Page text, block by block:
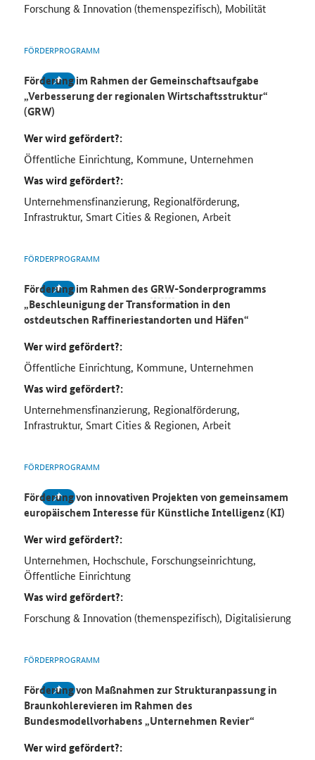
Forschung & Innovation (themenspezifisch), Mobilität
FÖRDERPROGRAMM
Förderung im Rahmen der Gemeinschaftsaufgabe
„Verbesserung der regionalen Wirtschaftsstruktur“
(GRW)
Wer wird gefördert?:
Öffentliche Einrichtung, Kommune, Unternehmen
Was wird gefördert?:
Unternehmensfinanzierung, Regionalförderung,
Infrastruktur, Smart Cities & Regionen, Arbeit
FÖRDERPROGRAMM
Förderung im Rahmen desGRW-Sonderprogramms
„Beschleunigung der Transformation in den
ostdeutschen Raffineriestandorten und Häfen“
Wer wird gefördert?:
Öffentliche Einrichtung, Kommune, Unternehmen
Was wird gefördert?:
Unternehmensfinanzierung, Regionalförderung,
Infrastruktur, Smart Cities & Regionen, Arbeit
FÖRDERPROGRAMM
Förderung von innovativen Projekten von gemeinsamem
europäischem Interesse für Künstliche Intelligenz (KI)
Wer wird gefördert?:
Unternehmen, Hochschule, Forschungseinrichtung,
Öffentliche Einrichtung
Was wird gefördert?:
Forschung & Innovation (themenspezifisch), Digitalisierung
FÖRDERPROGRAMM
Förderung von Maßnahmen zur Strukturanpassung in
Braunkohlerevieren im Rahmen des
Bundesmodellvorhabens „Unternehmen Revier“
Wer wird gefördert?: